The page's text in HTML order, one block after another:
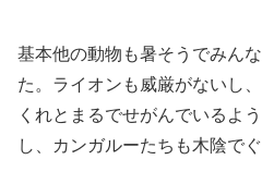
基本他の動物も暑そうでみん
た。ライオンも威厳がないし
くれとまるでせがんでいるよ
し、カンガルーたちも木陰でぐ